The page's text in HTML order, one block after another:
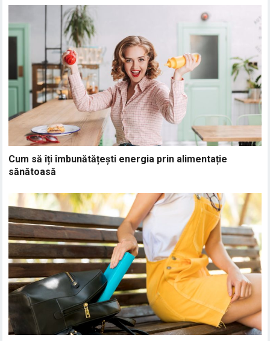
Cum să îți îmbunătățești energia prin alimentație
sănătoasă